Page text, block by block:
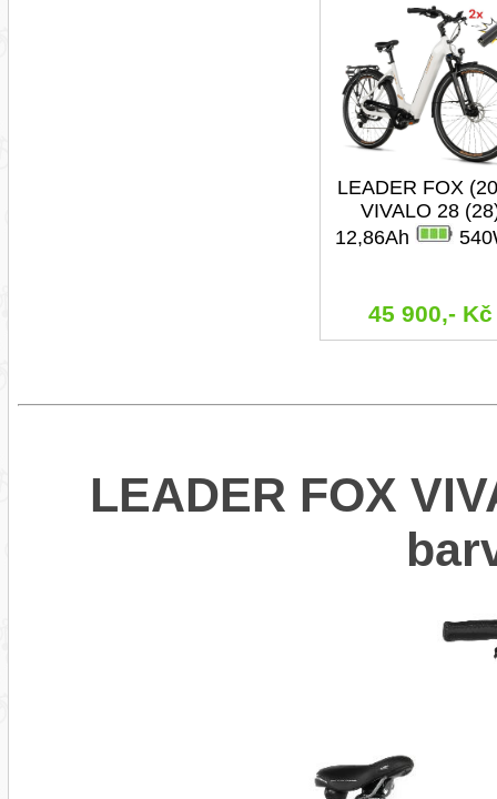
LEADER FOX
VIVALO 28
12,86Ah
45 900,- Kč
LEADER FOX